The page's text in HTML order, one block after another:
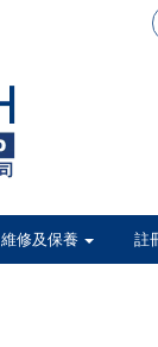
維修及保養 註